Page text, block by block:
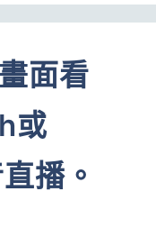
面看
或
播。